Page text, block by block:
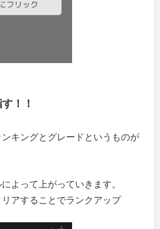
！！
キングとグレードというものが
よって上がっていきます。
アすることでランクアップ